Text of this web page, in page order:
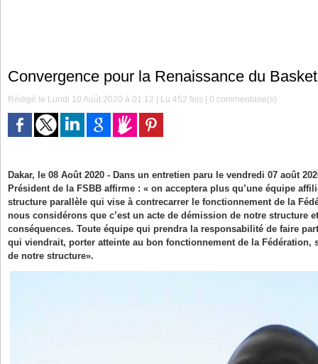
Convergence pour la Renaissance du
Rédigé le Lundi 10 Août 2020 à 01:12 | Lu 452 fois |0 commentaire(s)
Dakar, le 08 Août 2020 - Dans un entretien paru le vendredi 07 août
Président de la FSBB affirme : « on acceptera plus qu’une équipe
structure parallèle qui vise à contrecarrer le fonctionnement de la
nous considérons que c’est un acte de démission de notre structure
conséquences. Toute équipe qui prendra la responsabilité de faire
qui viendrait, porter atteinte au bon fonctionnement de la Fédération,
de notre structure».